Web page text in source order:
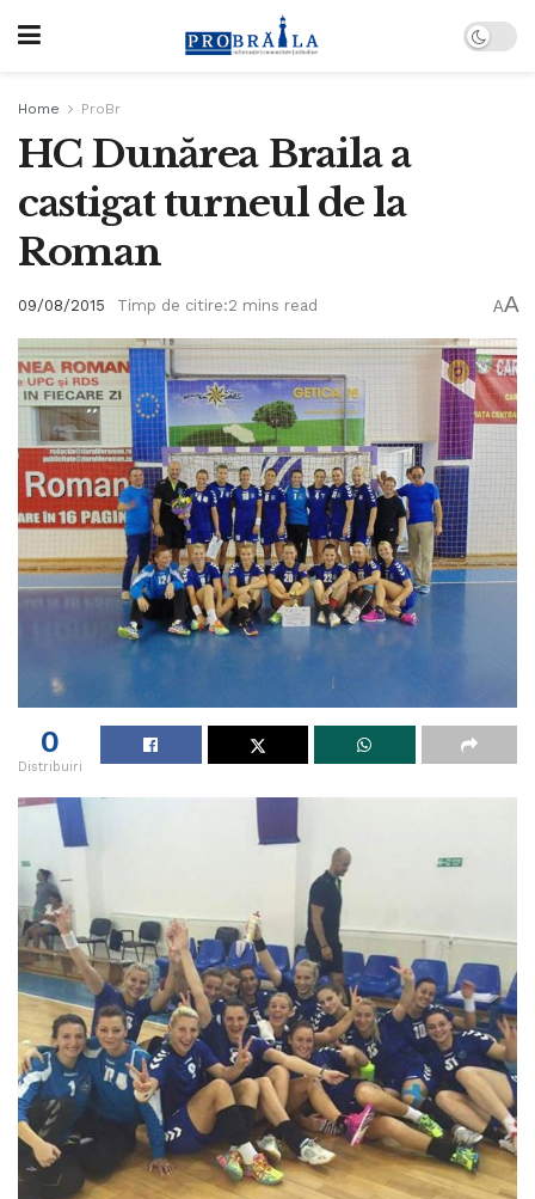
Home ProBr
HC Dunărea Braila a
castigat turneul de la
Roman
09/08/2015 Timp de citire:2 mins read AA
0
Distribuiri